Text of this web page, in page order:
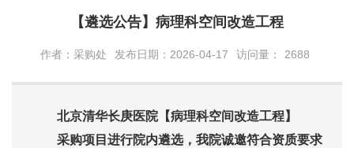
【遴选公告】病理科空间改造工程
作者：采购处 发布日期：2026-04-17 访问量： 2688
北京清华长庚医院【病理科空间改造工程】
采购项目进行院内遴选，我院诚邀符合资质要求